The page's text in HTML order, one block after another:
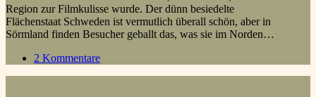
Region zur Filmkulisse wurde. Der dünn besiedelte
Flächenstaat Schweden ist vermutlich überall schön, aber in
Sörmland finden Besucher geballt das, was sie im Norden…
2 Kommentare